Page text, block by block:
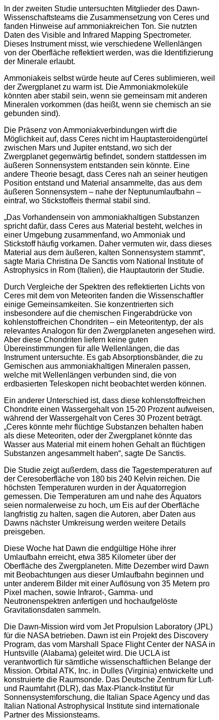
In der zweiten Studie untersuchten Mitglieder des Dawn-
Wissenschaftsteams die Zusammensetzung von Ceres und
fanden Hinweise auf ammoniakreichen Ton. Sie nutzten
Daten des Visible and Infrared Mapping Spectrometer.
Dieses Instrument misst, wie verschiedene Wellenlängen
von der Oberfläche reflektiert werden, was die Identifizierung
der Minerale erlaubt.
Ammoniakeis selbst würde heute auf Ceres sublimieren, weil
der Zwergplanet zu warm ist. Die Ammoniakmoleküle
könnten aber stabil sein, wenn sie gemeinsam mit anderen
Mineralen vorkommen (das heißt, wenn sie chemisch an sie
gebunden sind).
Die Präsenz von Ammoniakverbindungen wirft die
Möglichkeit auf, dass Ceres nicht im Hauptasteroidengürtel
zwischen Mars und Jupiter entstand, wo sich der
Zwergplanet gegenwärtig befindet, sondern stattdessen im
äußeren Sonnensystem entstanden sein könnte. Eine
andere Theorie besagt, dass Ceres nah an seiner heutigen
Position entstand und Material ansammelte, das aus dem
äußeren Sonnensystem – nahe der Neptunumlaufbahn –
eintraf, wo Stickstoffeis thermal stabil sind.
„Das Vorhandensein von ammoniakhaltigen Substanzen
spricht dafür, dass Ceres aus Material besteht, welches in
einer Umgebung zusammenfand, wo Ammoniak und
Stickstoff häufig vorkamen. Daher vermuten wir, dass dieses
Material aus dem äußeren, kalten Sonnensystem stammt“,
sagte Maria Christina De Sanctis vom National Institute of
Astrophysics in Rom (Italien), die Hauptautorin der Studie.
Durch Vergleiche der Spektren des reflektierten Lichts von
Ceres mit dem von Meteoriten fanden die Wissenschaftler
einige Gemeinsamkeiten. Sie konzentrierten sich
insbesondere auf die chemischen Fingerabdrücke von
kohlenstoffreichen Chondriten – ein Meteoritentyp, der als
relevantes Analogon für den Zwergplaneten angesehen wird.
Aber diese Chondriten liefern keine guten
Übereinstimmungen für alle Wellenlängen, die das
Instrument untersuchte. Es gab Absorptionsbänder, die zu
Gemischen aus ammoniakhaltigen Mineralen passen,
welche mit Wellenlängen verbunden sind, die von
erdbasierten Teleskopen nicht beobachtet werden können.
Ein anderer Unterschied ist, dass diese kohlenstoffreichen
Chondrite einen Wassergehalt von 15-20 Prozent aufweisen,
während der Wassergehalt von Ceres 30 Prozent beträgt.
„Ceres könnte mehr flüchtige Substanzen behalten haben
als diese Meteoriten, oder der Zwergplanet könnte das
Wasser aus Material mit einem hohen Gehalt an flüchtigen
Substanzen angesammelt haben“, sagte De Sanctis.
Die Studie zeigt außerdem, dass die Tagestemperaturen auf
der Ceresoberfläche von 180 bis 240 Kelvin reichen. Die
höchsten Temperaturen wurden in der Äquatorregion
gemessen. Die Temperaturen am und nahe des Äquators
seien normalerweise zu hoch, um Eis auf der Oberfläche
langfristig zu halten, sagen die Autoren, aber Daten aus
Dawns nächster Umkreisung werden weitere Details
preisgeben.
Diese Woche hat Dawn die endgültige Höhe ihrer
Umlaufbahn erreicht, etwa 385 Kilometer über der
Oberfläche des Zwergplaneten. Mitte Dezember wird Dawn
mit Beobachtungen aus dieser Umlaufbahn beginnen und
unter anderem Bilder mit einer Auflösung von 35 Metern pro
Pixel machen, sowie Infrarot-, Gamma- und
Neutronenspektren anfertigen und hochaufgelöste
Gravitationsdaten sammeln.
Die Dawn-Mission wird vom Jet Propulsion Laboratory (JPL)
für die NASA betrieben. Dawn ist ein Projekt des Discovery
Program, das vom Marshall Space Flight Center der NASA in
Huntsville (Alabama) geleitet wird. Die UCLA ist
verantwortlich für sämtliche wissenschaftlichen Belange der
Mission. Orbital ATK, Inc. in Dulles (Virginia) entwickelte und
konstruierte die Raumsonde. Das Deutsche Zentrum für Luft-
und Raumfahrt (DLR), das Max-Planck-Institut für
Sonnensystemforschung, die Italian Space Agency und das
Italian National Astrophysical Institute sind internationale
Partner des Missionsteams.